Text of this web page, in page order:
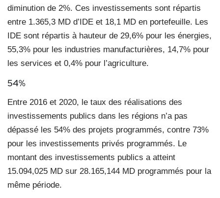
diminution de 2%. Ces investissements sont répartis
entre 1.365,3 MD d’IDE et 18,1 MD en portefeuille. Les
IDE sont répartis à hauteur de 29,6% pour les énergies,
55,3% pour les industries manufacturières, 14,7% pour
les services et 0,4% pour l’agriculture.
54%
Entre 2016 et 2020, le taux des réalisations des
investissements publics dans les régions n’a pas
dépassé les 54% des projets programmés, contre 73%
pour les investissements privés programmés. Le
montant des investissements publics a atteint
15.094,025 MD sur 28.165,144 MD programmés pour la
même période.